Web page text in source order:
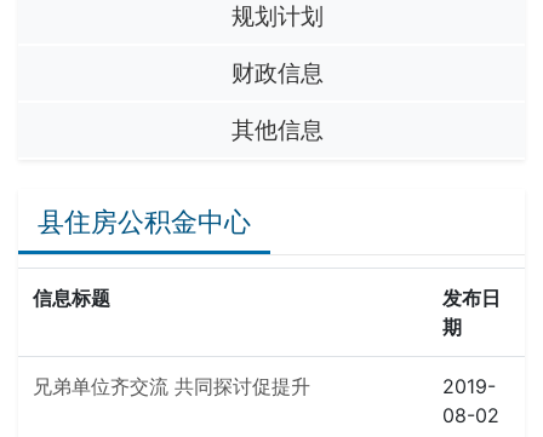
规划计划
财政信息
其他信息
县住房公积金中心
信息标题
发布日
期
兄弟单位齐交流 共同探讨促提升
2019-
08-02